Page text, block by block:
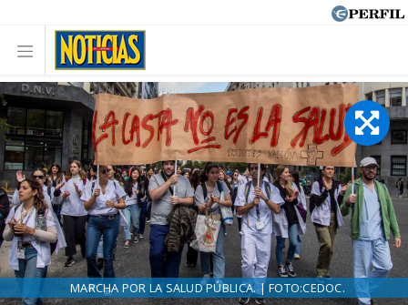
MARCHA POR LA SALUD PÚBLICA. | FOTO:CEDOC.